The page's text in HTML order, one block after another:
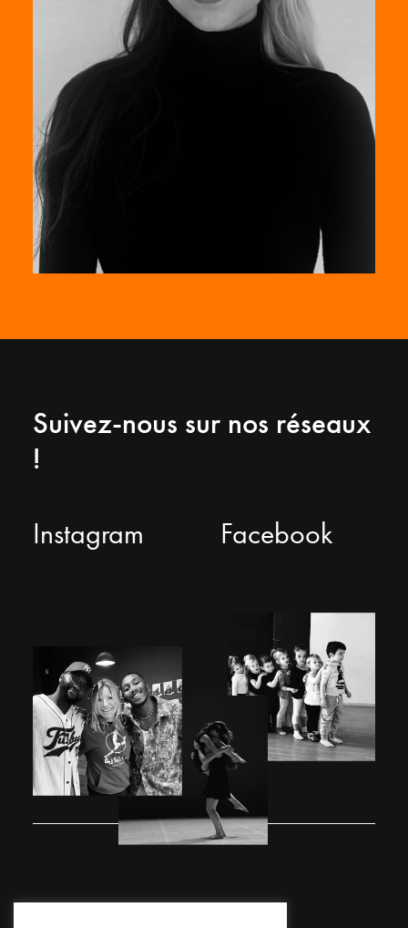
Suivez-nous sur nos réseaux
!
Instagram Facebook